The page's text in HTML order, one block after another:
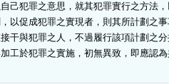
己犯罪之意思，就其犯罪實行之方法
以促成犯罪之實現者，則其所計劃之
干與犯罪之人，不過履行該項計劃之
工於犯罪之實施，初無異致，即應認